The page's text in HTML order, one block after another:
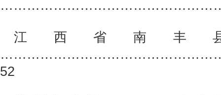
江西省南丰
52